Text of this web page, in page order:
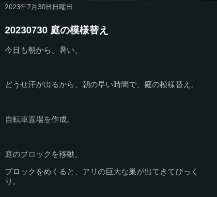
2023年7月30日日曜日
20230730 庭の模様替え
今日も朝から、暑い。
どうせ汗が出るから、朝の早い時間で、庭の模様替え。
自転車置場を作成。
庭のブロックを移動。
ブロックをめくると、アリの巨大な巣が出てきてびっく
り。